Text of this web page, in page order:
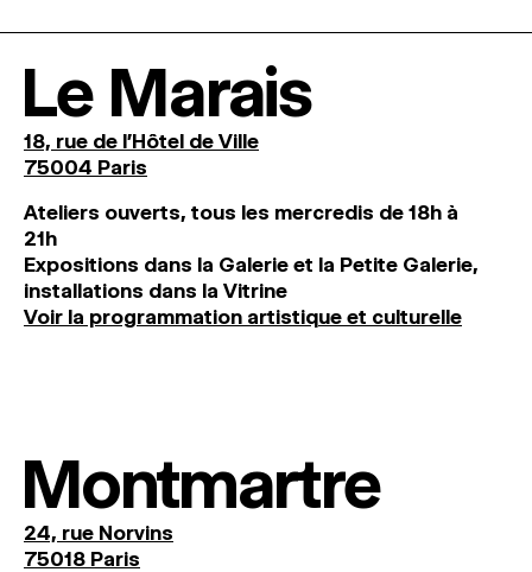
Le Marais
18, rue de l'Hôtel de Ville
75004 Paris
Ateliers ouverts, tous les mercredis de 18h à
21h
Expositions dans la Galerie et la Petite Galerie,
installations dans la Vitrine
Voir la programmation artistique et culturelle
Montmartre
24, rue Norvins
75018 Paris